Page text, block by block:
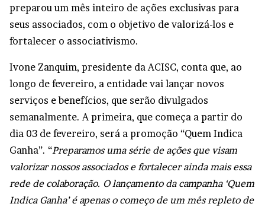
preparou um mês inteiro de ações exclusivas para
seus associados, com o objetivo de valorizá-los e
fortalecer o associativismo.
Ivone Zanquim, presidente da ACISC, conta que, ao
longo de fevereiro, a entidade vai lançar novos
serviços e benefícios, que serão divulgados
semanalmente. A primeira, que começa a partir do
dia 03 de fevereiro, será a promoção “Quem Indica
Ganha”. “Preparamos uma série de ações que visam
valorizar nossos associados e fortalecer ainda mais essa
rede de colaboração. O lançamento da campanha ‘Quem
Indica Ganha’ é apenas o começo de um mês repleto de